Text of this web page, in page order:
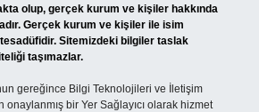
olup, gerçek kurum ve kişiler hakkında
Gerçek kurum ve kişiler ile isim
Sitemizdeki bilgiler taslak
taşımazlar.
gereğince Bilgi Teknolojileri ve İletişim
onaylanmış bir Yer Sağlayıcı olarak hizmet